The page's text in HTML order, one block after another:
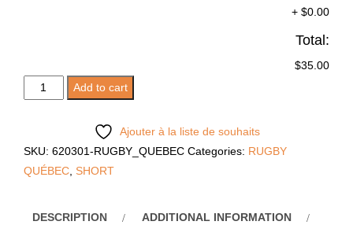
+ $0.00
Total:
$35.00
HESTIA
BLANC
Add to cart
Ajouter à la liste de souhaits
SKU: 620301-RUGBY_QUEBEC Categories: RUGBY
QUÉBEC, SHORT
DESCRIPTION ADDITIONAL INFORMATION